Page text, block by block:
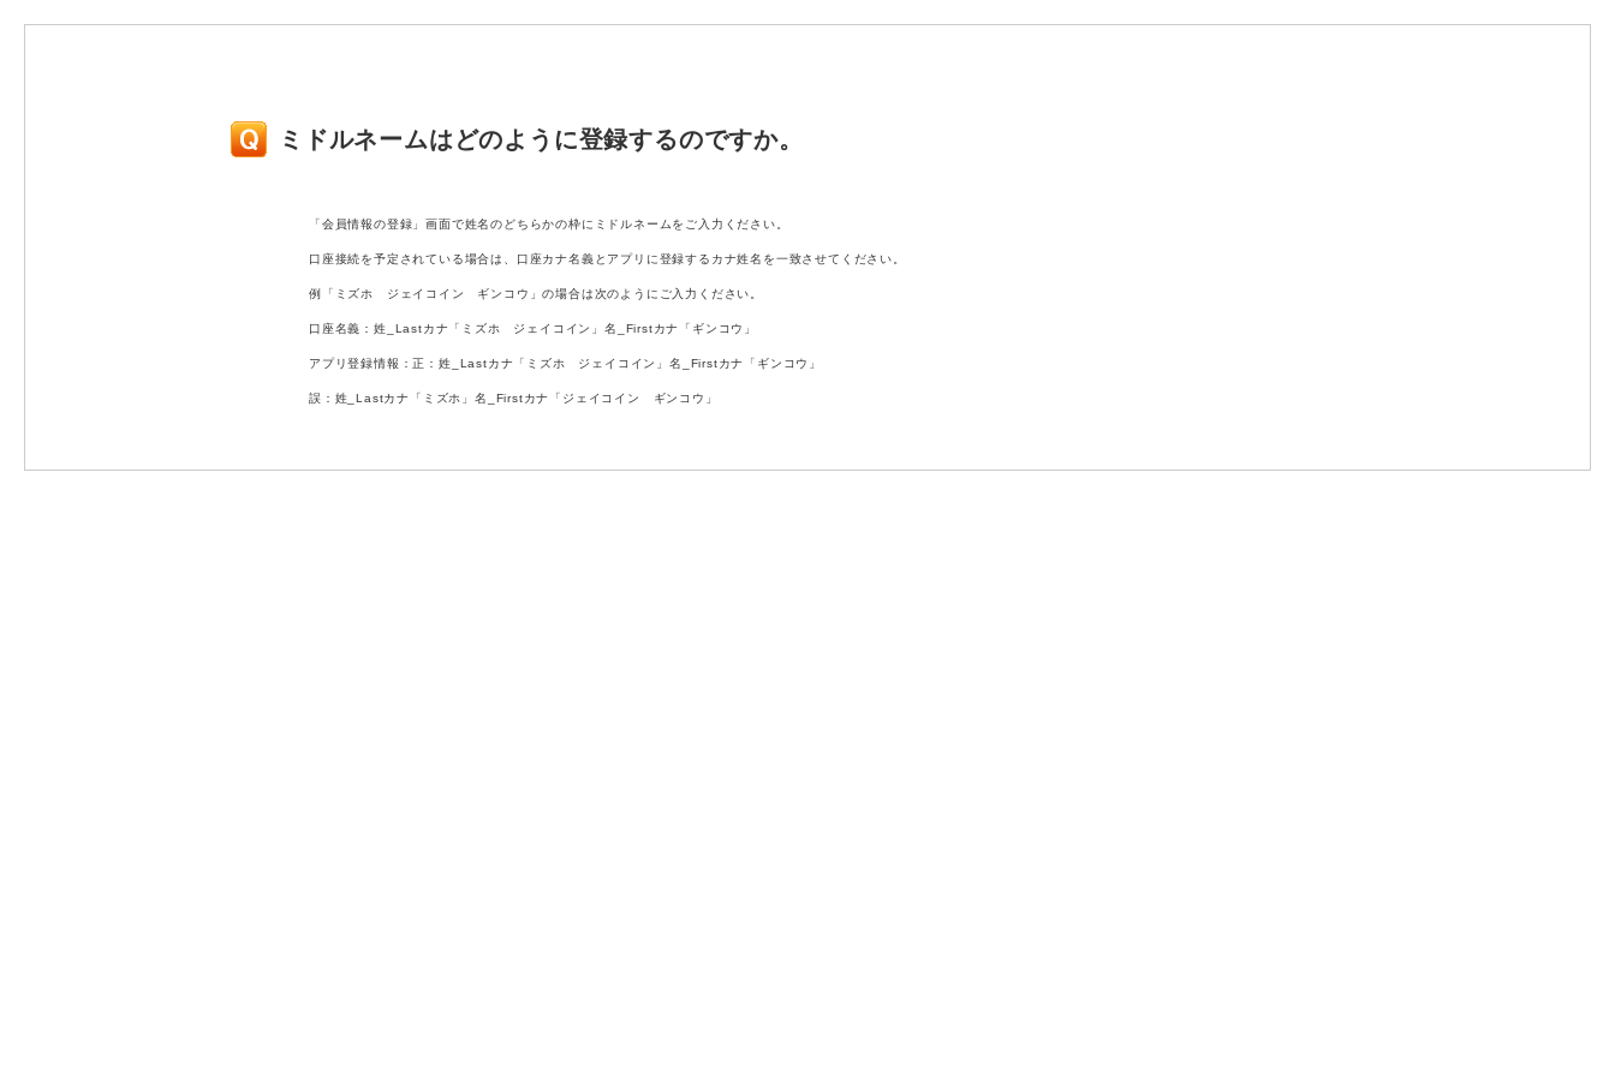
ミドルネームはどのように登録するのですか。
「会員情報の登録」画面で姓名のどちらかの枠にミドルネームをご入力ください。
口座接続を予定されている場合は、口座カナ名義とアプリに登録するカナ姓名を一致させてください。
例「ミズホ ジェイコイン ギンコウ」の場合は次のようにご入力ください。
口座名義：姓_Lastカナ「ミズホ ジェイコイン」名_Firstカナ「ギンコウ」
アプリ登録情報：正：姓_Lastカナ「ミズホ ジェイコイン」名_Firstカナ「ギンコウ」
誤：姓_Lastカナ「ミズホ」名_Firstカナ「ジェイコイン ギンコウ」